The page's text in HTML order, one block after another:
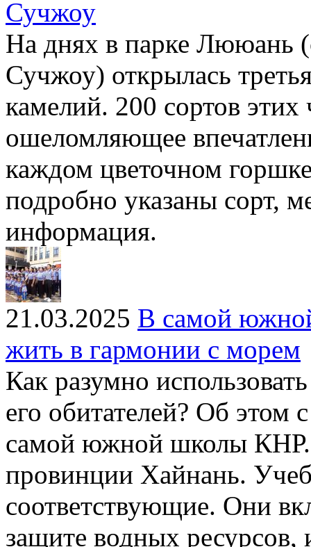
Сучжоу
На днях в парке Лююань
Сучжоу) открылась
камелий. 200 сортов
ошеломляющее
каждом цветочном
подробно указаны сорт,
информация.
21.03.2025 В самой
жить в гармонии с морем
Как разумно
его обитателей? Об этом
самой южной школы КНР.
провинции Хайнань.
соответствующие. Они
защите водных